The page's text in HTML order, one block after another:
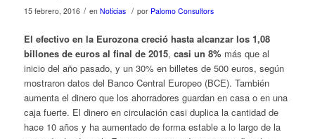
15 febrero, 2016 / en Noticias / por Palomo Consultors
El efectivo en la Eurozona creció hasta alcanzar los 1,08
billones de euros al final de 2015, casi un 8%más que al
inicio del año pasado, y un 30% en billetes de 500 euros, según
mostraron datos del Banco Central Europeo (BCE). También
aumenta el dinero que los ahorradores guardan en casa o en una
caja fuerte. El dinero en circulación casi duplica la cantidad de
hace 10 años y ha aumentado de forma estable a lo largo de la